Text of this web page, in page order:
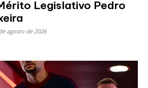
Legislativo Pedro
agosto de 2026